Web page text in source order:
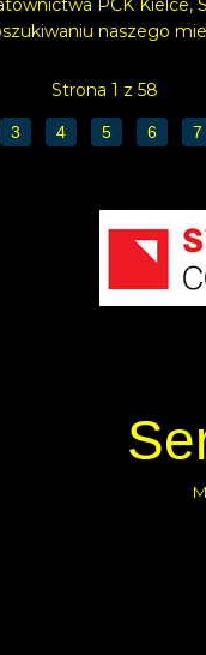
PCK Kielce,
naszego
Strona 1 z 58
3 4 5 6 7